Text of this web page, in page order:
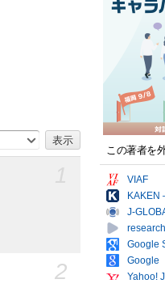
2
この著者を
VIAF
KAKEN
J-
Google
Google
Yahoo!